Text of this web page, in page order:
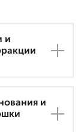
и
и